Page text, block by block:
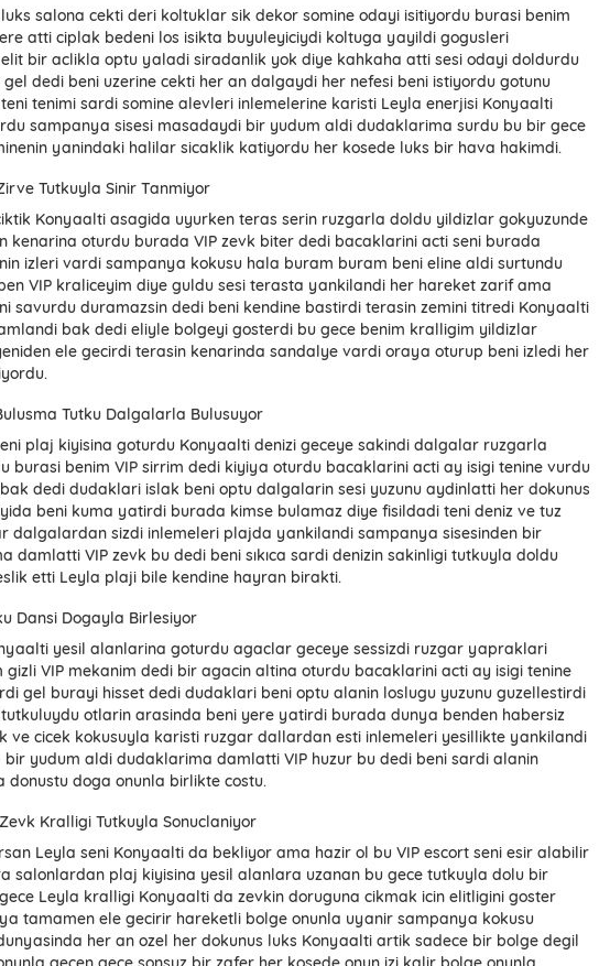
salona cekti deri koltuklar sik dekor somine odayi isitiyordu burasi benim
atti ciplak bedeni los isikta buyuleyiciydi koltuga yayildi gogusleri
bir aclikla optu yaladi siradanlik yok diye kahkaha atti sesi odayi doldurdu
dedi beni uzerine cekti her an dalgaydi her nefesi beni istiyordu gotunu
tenimi sardi somine alevleri inlemelerine karisti Leyla enerjisi Konyaalti
sampanya sisesi masadaydi bir yudum aldi dudaklarima surdu bu bir gece
yanindaki halilar sicaklik katiyordu her kosede luks bir hava hakimdi.
Tutkuyla Sinir Tanmiyor
Konyaalti asagida uyurken teras serin ruzgarla doldu yildizlar gokyuzunde
kenarina oturdu burada VIP zevk biter dedi bacaklarini acti seni burada
izleri vardi sampanya kokusu hala buram buram beni eline aldi surtundu
VIP kraliceyim diye guldu sesi terasta yankilandi her hareket zarif ama
savurdu duramazsin dedi beni kendine bastirdi terasin zemini titredi Konyaalti
bak dedi eliyle bolgeyi gosterdi bu gece benim kralligim yildizlar
ele gecirdi terasin kenarinda sandalye vardi oraya oturup beni izledi her
Bulusma Tutku Dalgalarla Bulusuyor
plaj kiyisina goturdu Konyaalti denizi geceye sakindi dalgalar ruzgarla
burasi benim VIP sirrim dedi kiyiya oturdu bacaklarini acti ay isigi tenine vurdu
dedi dudaklari islak beni optu dalgalarin sesi yuzunu aydinlatti her dokunus
beni kuma yatirdi burada kimse bulamaz diye fisildadi teni deniz ve tuz
dalgalardan sizdi inlemeleri plajda yankilandi sampanya sisesinden bir
damlatti VIP zevk bu dedi beni sıkıca sardi denizin sakinligi tutkuyla doldu
etti Leyla plaji bile kendine hayran birakti.
Dansi Dogayla Birlesiyor
yesil alanlarina goturdu agaclar geceye sessizdi ruzgar yapraklari
VIP mekanim dedi bir agacin altina oturdu bacaklarini acti ay isigi tenine
gel burayi hisset dedi dudaklari beni optu alanin loslugu yuzunu guzellestirdi
otlarin arasinda beni yere yatirdi burada dunya benden habersiz
ve cicek kokusuyla karisti ruzgar dallardan esti inlemeleri yesillikte yankilandi
bir yudum aldi dudaklarima damlatti VIP huzur bu dedi beni sardi alanin
donustu doga onunla birlikte costu.
Kralligi Tutkuyla Sonuclaniyor
Leyla seni Konyaalti da bekliyor ama hazir ol bu VIP escort seni esir alabilir
salonlardan plaj kiyisina yesil alanlara uzanan bu gece tutkuyla dolu bir
Leyla kralligi Konyaalti da zevkin doruguna cikmak icin elitligini goster
tamamen ele gecirir hareketli bolge onunla uyanir sampanya kokusu
her an ozel her dokunus luks Konyaalti artik sadece bir bolge degil